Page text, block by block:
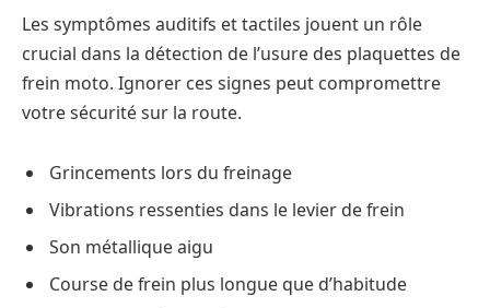
Les symptômes auditifs et tactiles jouent un rôle
crucial dans la détection de l’usure des plaquettes de
frein moto. Ignorer ces signes peut compromettre
votre sécurité sur la route.
Grincements lors du freinage
Vibrations ressenties dans le levier de frein
Son métallique aigu
Course de frein plus longue que d’habitude